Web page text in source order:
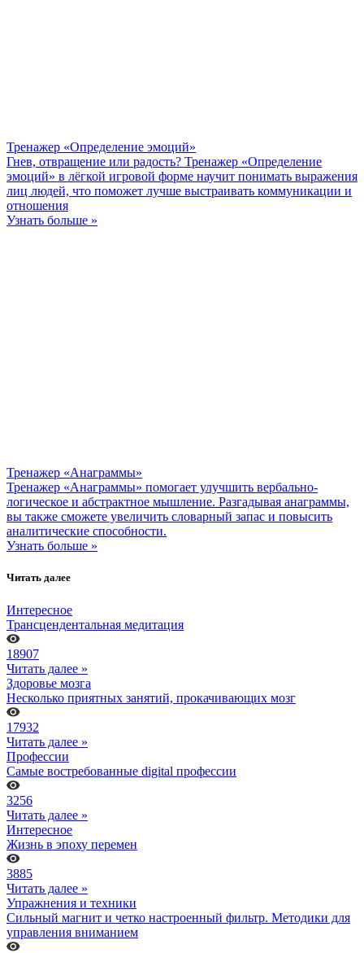
Тренажер «Определение эмоций»
Гнев, отвращение или радость? Тренажер «Определение
эмоций» в лёгкой игровой форме научит понимать выражения
лиц людей, что поможет лучше выстраивать коммуникации и
отношения
Узнать больше »
Тренажер «Анаграммы»
Тренажер «Анаграммы» помогает улучшить вербально-
логическое и абстрактное мышление. Разгадывая анаграммы,
вы также сможете увеличить словарный запас и повысить
аналитические способности.
Узнать больше »
Читать далее
Интересное
Трансцендентальная медитация
18907
Читать далее »
Здоровье мозга
Несколько приятных занятий, прокачивающих мозг
17932
Читать далее »
Профессии
Самые востребованные digital профессии
3256
Читать далее »
Интересное
Жизнь в эпоху перемен
3885
Читать далее »
Упражнения и техники
Сильный магнит и четко настроенный фильтр. Методики для
управления вниманием